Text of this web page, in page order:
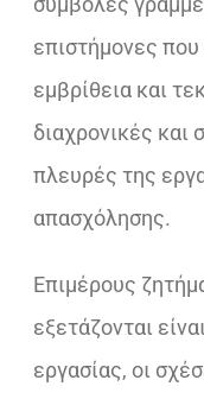
επιστήμονες
εμβρίθεια και
διαχρονικές και
πλευρές της
απασχόλησης.
Επιμέρους
εξετάζονται
εργασίας, οι